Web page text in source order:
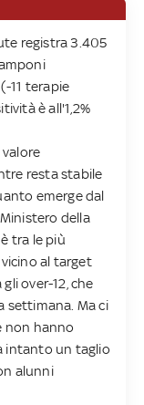
registra 3.405
11 terapie
è all'1,2%
resta stabile
emerge dal
della
tra le più
al target
over-12, che
settimana. Ma ci
non hanno
intanto un taglio
alunni